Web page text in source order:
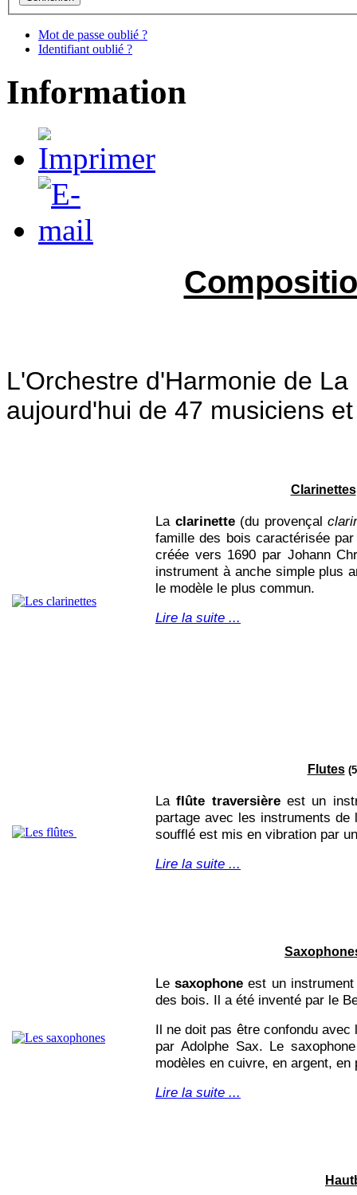
Mot de passe oublié ?
Identifiant oublié ?
Information
L'Orchestre d'Harmonie de
aujourd'hui de 47 musiciens
Clarinettes
La clarinette(du provençal
famille des bois caractérisée
créée vers 1690 par Johann
instrument à anche simple plus
le modèle le plus commun.
Lire la suite ...
Flutes(5
Laflûte traversièreest un
partage avec les instruments
soufflé est mis en vibration par
Lire la suite ...
Lesaxophone est un
des bois. Il a été inventé par le
Il ne doit pas être confondu
par Adolphe Sax. Le
modèles en cuivre, en argent, en
Lire la suite ...